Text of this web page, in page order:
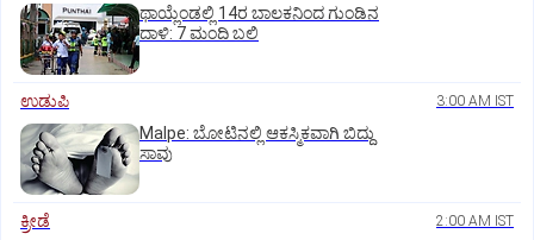
ಥಾಯ್ಲೆಂಡಲ್ಲಿ 14ರ ಬಾಲಕನಿಂದ ಗುಂಡಿನ
ದಾಳಿ: 7 ಮಂದಿ ಬಲಿ
ಉಡುಪಿ 3:00 AM IST
Malpe: ಬೋಟಿನಲ್ಲಿ ಆಕಸ್ಮಿಕವಾಗಿ ಬಿದ್ದು
ಸಾವು
ಕ್ರೀಡೆ 2:00 AM IST